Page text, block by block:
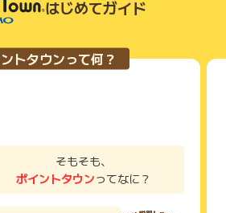
た場合
比較サイト、検索サイトなどを経由し
削除をおこなっていただくことを推奨
、利用したサイトから送られる購入完
される場合がございますが、ご利用さ
うかは各広告主ではなく、代理店が行
ポイントに関する詳細を把握しており
掲載が終了となっておりポイントが獲
意くださいませ。
はじめてガイド
トタウンって何？
そもそも、
ポイントタウンってなに？